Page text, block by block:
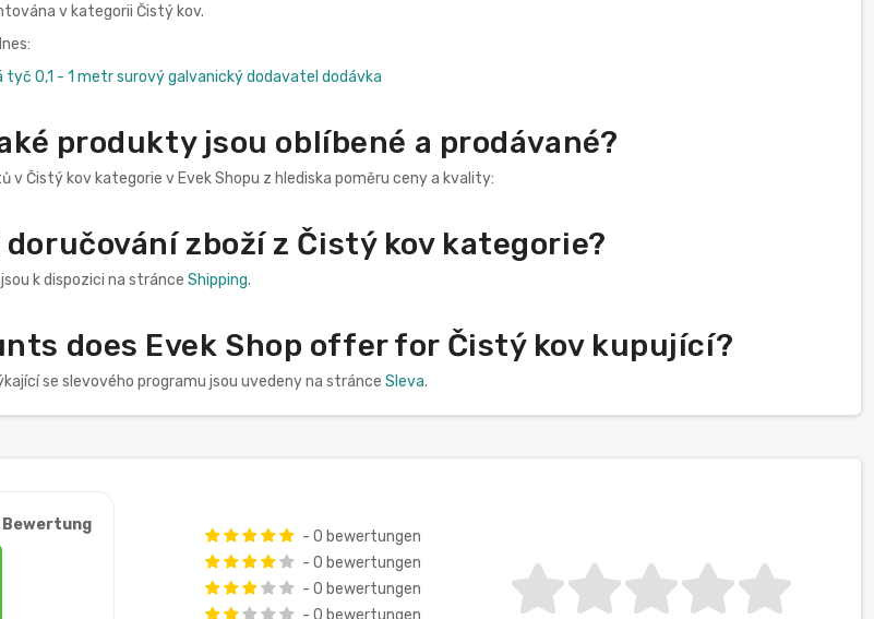
v kategorii Čistý kov.
tyč 0,1 - 1 metr surový galvanický dodavatel dodávka
produkty jsou oblíbené a prodávané?
v Čistý kov kategorie v Evek Shopu z hlediska poměru ceny a kvality:
zboží z Čistý kov kategorie?
k dispozici na stránce Shipping.
does Evek Shop offer for Čistý kov kupující?
se slevového programu jsou uvedeny na stránce Sleva.
- 0 bewertungen
- 0 bewertungen
- 0 bewertungen
- 0 bewertungen